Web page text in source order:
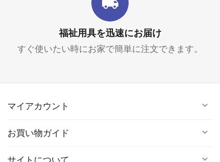
福祉用具を迅速にお届け
すぐ使いたい時にお家で簡単に注文できます。
マイアカウント
お買い物ガイド